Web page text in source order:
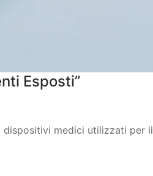
Esposti”
medici utilizzati per il